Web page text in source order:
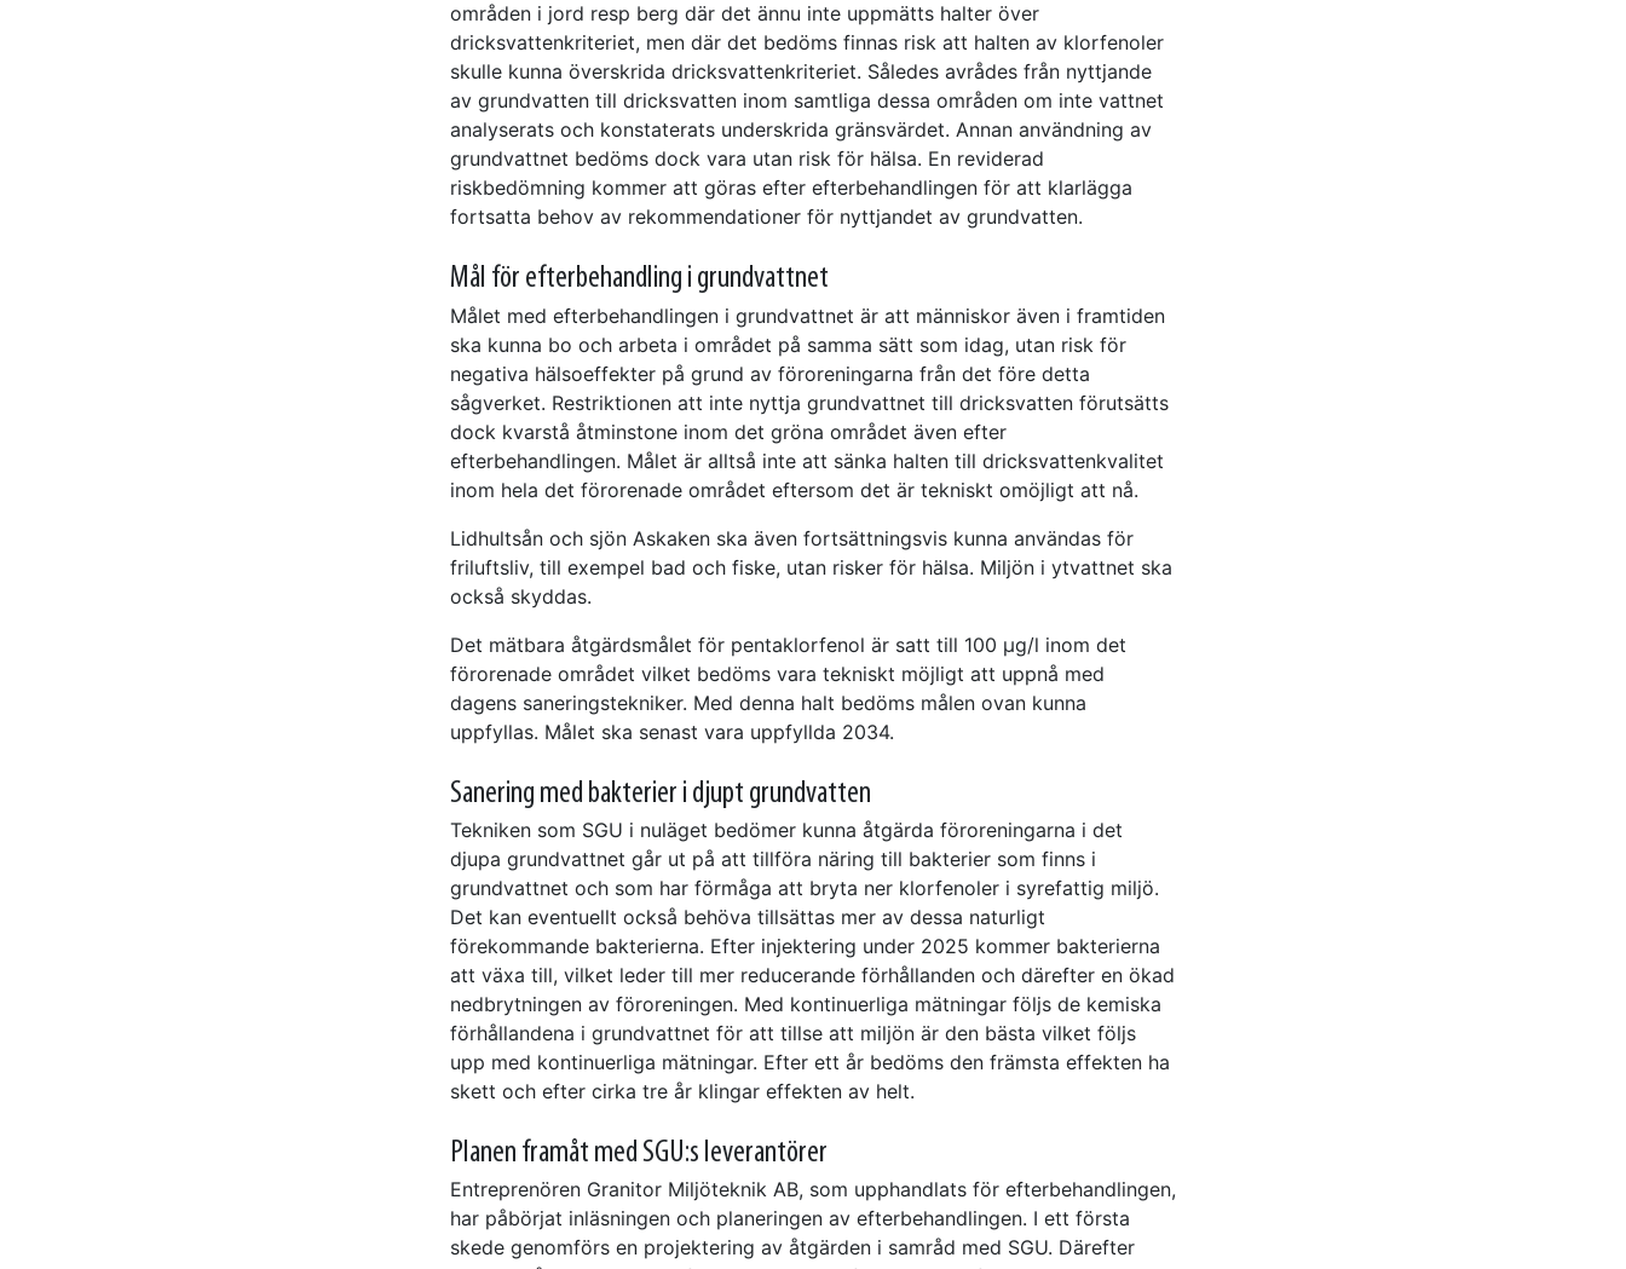
områden i jord resp berg där det ännu inte uppmätts halter över
dricksvattenkriteriet, men där det bedöms finnas risk att halten av klorfenoler
skulle kunna överskrida dricksvattenkriteriet. Således avrådes från nyttjande
av grundvatten till dricksvatten inom samtliga dessa områden om inte vattnet
analyserats och konstaterats underskrida gränsvärdet. Annan användning av
grundvattnet bedöms dock vara utan risk för hälsa. En reviderad
riskbedömning kommer att göras efter efterbehandlingen för att klarlägga
fortsatta behov av rekommendationer för nyttjandet av grundvatten.
Mål för efterbehandling i grundvattnet
Målet med efterbehandlingen i grundvattnet är att människor även i framtiden
ska kunna bo och arbeta i området på samma sätt som idag, utan risk för
negativa hälsoeffekter på grund av föroreningarna från det före detta
sågverket. Restriktionen att inte nyttja grundvattnet till dricksvatten förutsätts
dock kvarstå åtminstone inom det gröna området även efter
efterbehandlingen. Målet är alltså inte att sänka halten till dricksvattenkvalitet
inom hela det förorenade området eftersom det är tekniskt omöjligt att nå.
Lidhultsån och sjön Askaken ska även fortsättningsvis kunna användas för
friluftsliv, till exempel bad och fiske, utan risker för hälsa. Miljön i ytvattnet ska
också skyddas.
Det mätbara åtgärdsmålet för pentaklorfenol är satt till 100 µg/l inom det
förorenade området vilket bedöms vara tekniskt möjligt att uppnå med
dagens saneringstekniker. Med denna halt bedöms målen ovan kunna
uppfyllas. Målet ska senast vara uppfyllda 2034.
Sanering med bakterier i djupt grundvatten
Tekniken som SGU i nuläget bedömer kunna åtgärda föroreningarna i det
djupa grundvattnet går ut på att tillföra näring till bakterier som finns i
grundvattnet och som har förmåga att bryta ner klorfenoler i syrefattig miljö.
Det kan eventuellt också behöva tillsättas mer av dessa naturligt
förekommande bakterierna. Efter injektering under 2025 kommer bakterierna
att växa till, vilket leder till mer reducerande förhållanden och därefter en ökad
nedbrytningen av föroreningen. Med kontinuerliga mätningar följs de kemiska
förhållandena i grundvattnet för att tillse att miljön är den bästa vilket följs
upp med kontinuerliga mätningar. Efter ett år bedöms den främsta effekten ha
skett och efter cirka tre år klingar effekten av helt.
Planen framåt med SGU:s leverantörer
Entreprenören Granitor Miljöteknik AB, som upphandlats för efterbehandlingen,
har påbörjat inläsningen och planeringen av efterbehandlingen. I ett första
skede genomförs en projektering av åtgärden i samråd med SGU. Därefter